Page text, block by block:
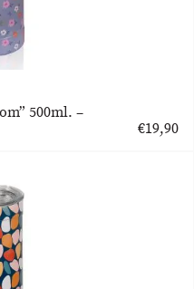
500ml. –
€19,90